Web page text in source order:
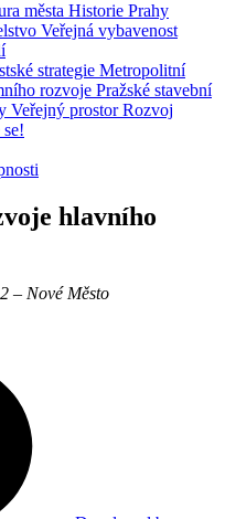
města Historie Prahy
Veřejná vybavenost
strategie Metropolitní
rozvoje Pražské stavební
Veřejný prostorRozvoj
hlavního
‒ Nové Město